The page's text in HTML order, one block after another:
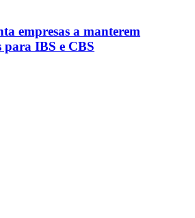
empresas a manterem
para IBS e CBS